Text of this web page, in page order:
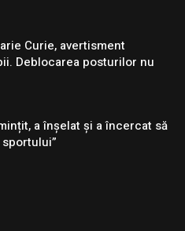
Curie, avertisment
Deblocarea posturilor nu
a înșelat și a încercat să